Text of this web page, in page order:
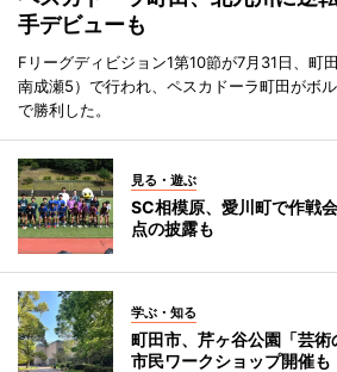
手デビューも
Fリーグディビジョン1第10節が7月31日、町
南成瀬5）で行われ、ペスカドーラ町田がボ
で勝利した。
見る・遊ぶ
SC相模原、愛川町で作戦
点の披露も
学ぶ・知る
町田市、芹ヶ谷公園「芸
市民ワークショップ開催も